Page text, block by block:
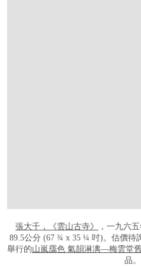
張大千，《雲山古寺》
，一九六
89.5公分 (67 ¾ x 35 ¼ 吋)。估價待
舉行的山嵐靄色 氣韻淋漓—梅雲堂舊
品。